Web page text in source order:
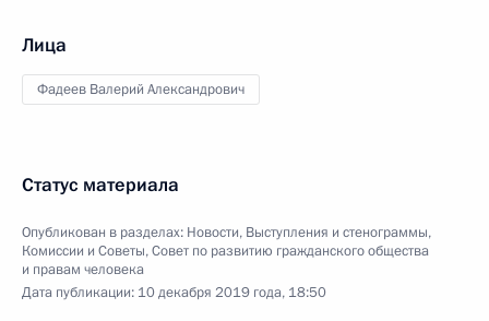
Лица
Фадеев Валерий Александрович
Статус материала
Опубликован в разделах: Новости, Выступления и стенограммы,
Комиссии и Советы,Совет по развитию гражданского общества
и правам человека
Дата публикации: 10 декабря 2019 года, 18:50